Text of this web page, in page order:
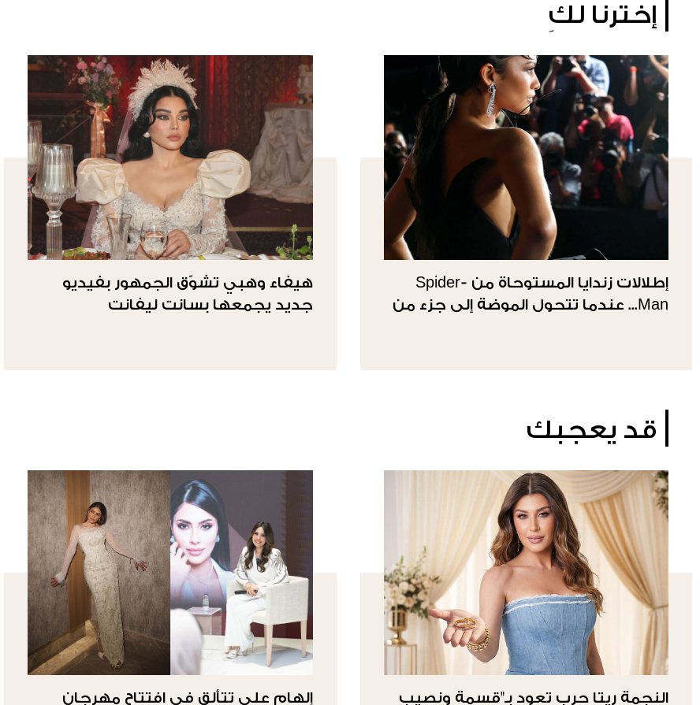
إخترنا لكِ
إطلالات زندايا المستوحاة من Spider-
Man... عندما تتحول الموضة إلى جزء من
هيفاء وهبي تشوّق الجمهور بفيديو
جديد يجمعها بسانت ليفانت
قد يعجبك
النجمة ريتا حرب تعود بـ"قسمة ونصيب إلهام علي تتألق في افتتاح مهرجان